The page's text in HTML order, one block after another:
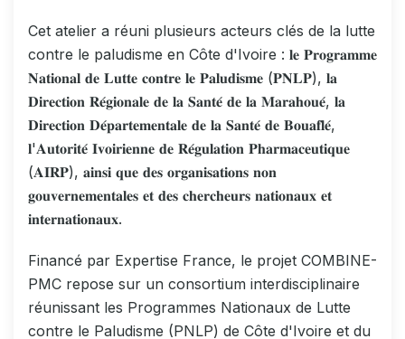
Cet atelier a réuni plusieurs acteurs clés de la lutte
contre le paludisme en Côte d'Ivoire : 𝐥𝐞 𝐏𝐫𝐨𝐠𝐫𝐚𝐦𝐦𝐞
𝐍𝐚𝐭𝐢𝐨𝐧𝐚𝐥 𝐝𝐞 𝐋𝐮𝐭𝐭𝐞 𝐜𝐨𝐧𝐭𝐫𝐞 𝐥𝐞 𝐏𝐚𝐥𝐮𝐝𝐢𝐬𝐦𝐞 (𝐏𝐍𝐋𝐏), 𝐥𝐚
𝐃𝐢𝐫𝐞𝐜𝐭𝐢𝐨𝐧 𝐑𝐞́𝐠𝐢𝐨𝐧𝐚𝐥𝐞 𝐝𝐞 𝐥𝐚 𝐒𝐚𝐧𝐭𝐞́ 𝐝𝐞 𝐥𝐚 𝐌𝐚𝐫𝐚𝐡𝐨𝐮𝐞́, 𝐥𝐚
𝐃𝐢𝐫𝐞𝐜𝐭𝐢𝐨𝐧 𝐃𝐞́𝐩𝐚𝐫𝐭𝐞𝐦𝐞𝐧𝐭𝐚𝐥𝐞 𝐝𝐞 𝐥𝐚 𝐒𝐚𝐧𝐭𝐞́ 𝐝𝐞 𝐁𝐨𝐮𝐚𝐟𝐥𝐞́,
𝐥'𝐀𝐮𝐭𝐨𝐫𝐢𝐭𝐞́ 𝐈𝐯𝐨𝐢𝐫𝐢𝐞𝐧𝐧𝐞 𝐝𝐞 𝐑𝐞́𝐠𝐮𝐥𝐚𝐭𝐢𝐨𝐧 𝐏𝐡𝐚𝐫𝐦𝐚𝐜𝐞𝐮𝐭𝐢𝐪𝐮𝐞
(𝐀𝐈𝐑𝐏), 𝐚𝐢𝐧𝐬𝐢 𝐪𝐮𝐞 𝐝𝐞𝐬 𝐨𝐫𝐠𝐚𝐧𝐢𝐬𝐚𝐭𝐢𝐨𝐧𝐬 𝐧𝐨𝐧
𝐠𝐨𝐮𝐯𝐞𝐫𝐧𝐞𝐦𝐞𝐧𝐭𝐚𝐥𝐞𝐬 𝐞𝐭 𝐝𝐞𝐬 𝐜𝐡𝐞𝐫𝐜𝐡𝐞𝐮𝐫𝐬 𝐧𝐚𝐭𝐢𝐨𝐧𝐚𝐮𝐱 𝐞𝐭
𝐢𝐧𝐭𝐞𝐫𝐧𝐚𝐭𝐢𝐨𝐧𝐚𝐮𝐱.
Financé par Expertise France, le projet COMBINE-
PMC repose sur un consortium interdisciplinaire
réunissant les Programmes Nationaux de Lutte
contre le Paludisme (PNLP) de Côte d'Ivoire et du